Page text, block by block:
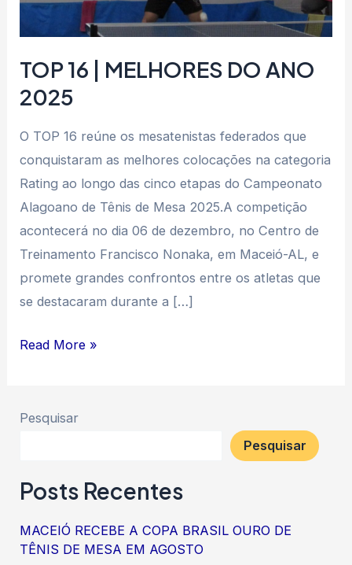
TOP 16 | MELHORES DO ANO
2025
O TOP 16 reúne os mesatenistas federados que
conquistaram as melhores colocações na categoria
Rating ao longo das cinco etapas do Campeonato
Alagoano de Tênis de Mesa 2025.A competição
acontecerá no dia 06 de dezembro, no Centro de
Treinamento Francisco Nonaka, em Maceió-AL, e
promete grandes confrontos entre os atletas que
se destacaram durante a […]
2025
Read More »
Pesquisar
Pesquisar
Posts Recentes
MACEIÓ RECEBE A COPA BRASIL OURO DE
TÊNIS DE MESA EM AGOSTO